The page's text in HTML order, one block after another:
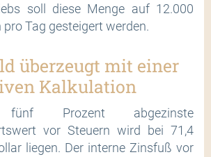
soll diese Menge auf 12.000
pro Tag gesteigert werden.
überzeugt mit einer
Kalkulation
Prozent abgezinste
vor Steuern wird bei 71,4
liegen. Der interne Zinsfuß vor